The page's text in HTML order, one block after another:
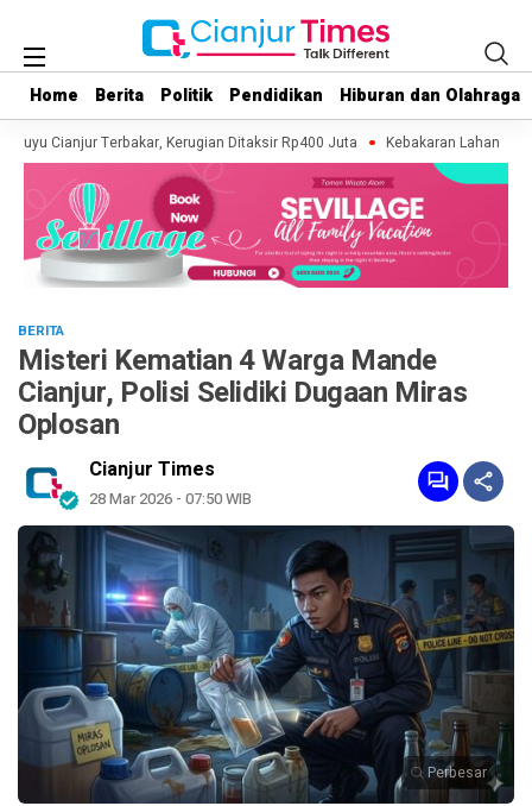
Home Berita Politik Pendidikan Hiburan dan Olahraga
Home Berita Politik Pendidikan Hiburan dan Olahraga
Cianjur Terbakar, Kerugian Ditaksir Rp400 Juta Kebakaran Lahan
BERITA
Misteri Kematian 4 Warga Mande
Cianjur, Polisi Selidiki Dugaan Miras
Oplosan
Cianjur Times
28 Mar 2026 - 07:50 WIB
Perbesar